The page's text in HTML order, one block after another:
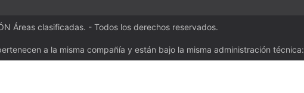
Áreas clasificadas. - Todos los derechos reservados.
a la misma compañía y están bajo la misma administración técnica: